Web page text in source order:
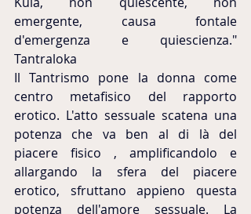
emergente, causa fontale
d'emergenza e quiescienza."
Tantraloka
Il Tantrismo pone la donna come
centro metafisico del rapporto
erotico. L'atto sessuale scatena una
potenza che va ben al di là del
piacere fisico , amplificandolo e
allargando la sfera del piacere
erotico, sfruttano appieno questa
potenza dell'amore sessuale. La